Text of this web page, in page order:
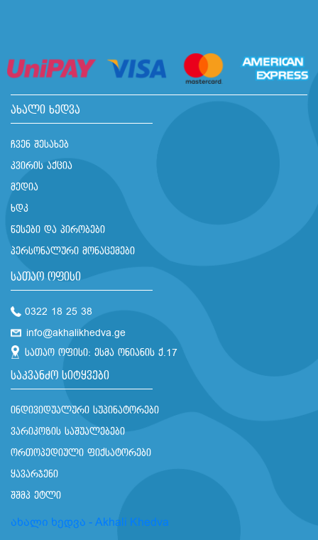
ახალი ხედვა
ჩვენ შესახებ
კვირის აქცია
მედია
ხდკ
წესები და პირობები
პერსონალური მონაცემები
სათაო ოფისი
0322 18 25 38
info@akhalikhedva.ge
სათაო ოფისი: ესმა ონიანის ქ.17
საკვანძო სიტყვები
ინდივიდუალური სუპინატორები
ვარიკოზის საშუალებები
ორთოპედიული ფიქსატორები
ყავარჯენი
შშმპ ეტლი
ახალი ხედვა - Akhali Khedva